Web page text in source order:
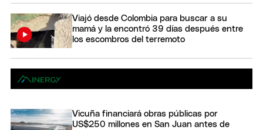
Viajó desde Colombia para buscar a su
mamá y la encontró 39 días después entre
los escombros del terremoto
Vicuña financiará obras públicas por
US$250 millones en San Juan antes de